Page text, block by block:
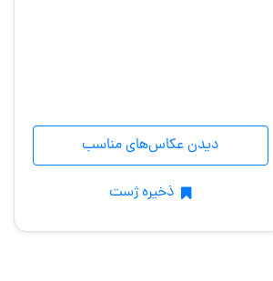
دیدن عکاس‌های مناسب
ذخیره ژست